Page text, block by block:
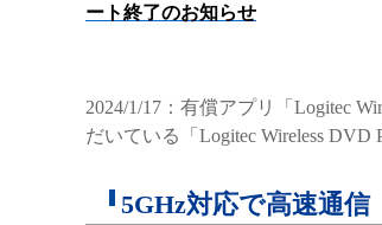
ート終了のお知らせ
2024/1/17：有償アプリ「Logitec
だいている「Logitec Wireless DVD
5GHz対応で高速通信